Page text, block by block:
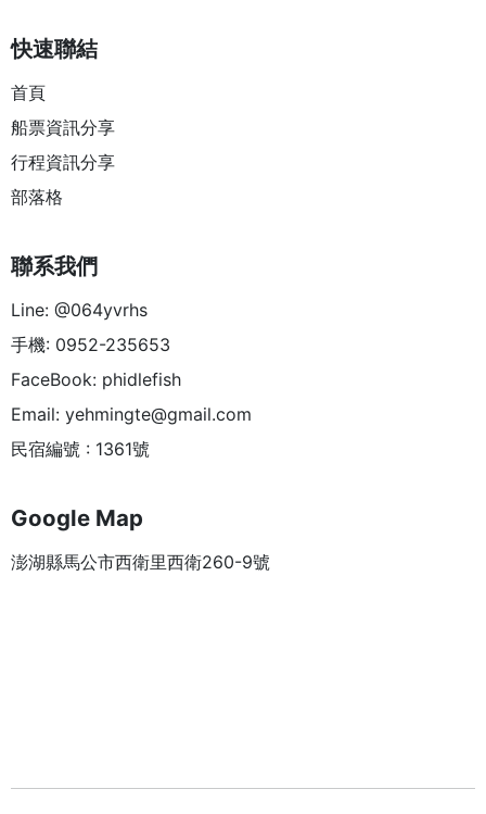
快速聯結
首頁
船票資訊分享
行程資訊分享
部落格
聯系我們
Line: @064yvrhs
手機: 0952-235653
FaceBook: phidlefish
Email: yehmingte@gmail.com
民宿編號 : 1361號
Google Map
澎湖縣馬公市西衛里西衛260-9號